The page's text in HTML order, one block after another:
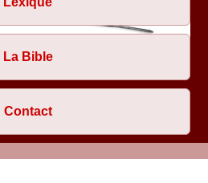
La Bible
Contact